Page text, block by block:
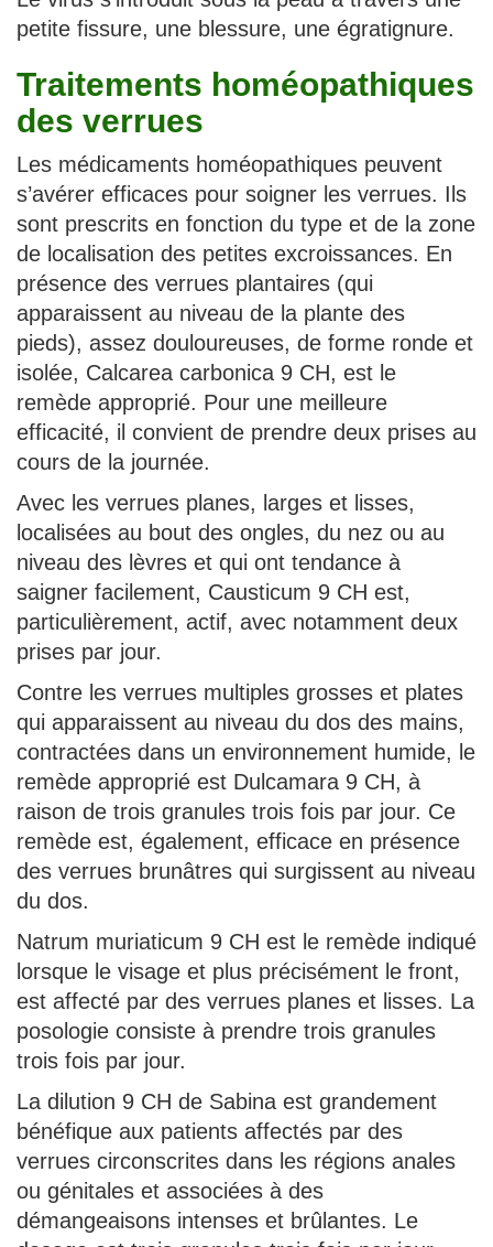
petite fissure, une blessure, une égratignure.
Traitements homéopathiques
des verrues
Les médicaments homéopathiques peuvent
s’avérer efficaces pour soigner les verrues. Ils
sont prescrits en fonction du type et de la zone
de localisation des petites excroissances. En
présence des verrues plantaires (qui
apparaissent au niveau de la plante des
pieds), assez douloureuses, de forme ronde et
isolée, Calcarea carbonica 9 CH, est le
remède approprié. Pour une meilleure
efficacité, il convient de prendre deux prises au
cours de la journée.
Avec les verrues planes, larges et lisses,
localisées au bout des ongles, du nez ou au
niveau des lèvres et qui ont tendance à
saigner facilement, Causticum 9 CH est,
particulièrement, actif, avec notamment deux
prises par jour.
Contre les verrues multiples grosses et plates
qui apparaissent au niveau du dos des mains,
contractées dans un environnement humide, le
remède approprié est Dulcamara 9 CH, à
raison de trois granules trois fois par jour. Ce
remède est, également, efficace en présence
des verrues brunâtres qui surgissent au niveau
du dos.
Natrum muriaticum 9 CH est le remède indiqué
lorsque le visage et plus précisément le front,
est affecté par des verrues planes et lisses. La
posologie consiste à prendre trois granules
trois fois par jour.
La dilution 9 CH de Sabina est grandement
bénéfique aux patients affectés par des
verrues circonscrites dans les régions anales
ou génitales et associées à des
démangeaisons intenses et brûlantes. Le